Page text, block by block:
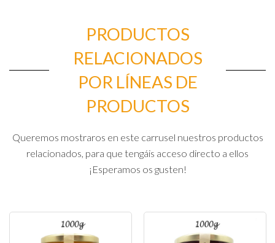
PRODUCTOS
RELACIONADOS
POR LÍNEAS DE
PRODUCTOS
Queremos mostraros en este carrusel nuestros productos
relacionados, para que tengáis acceso directo a ellos
¡Esperamos os gusten!